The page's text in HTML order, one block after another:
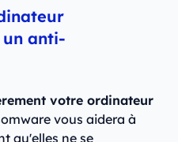
anti-
votre ordinateur
vous aidera à
qu'elles ne se